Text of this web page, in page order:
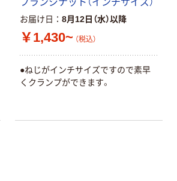
お届け日 8月12日（水）以降
￥1,430~ （税込）
●ねじがインチサイズですので素早
くクランプができます。